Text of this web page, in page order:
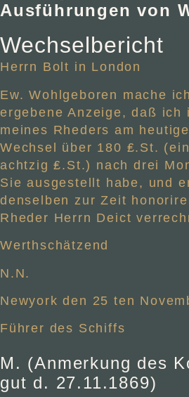
Ausführungen von
Wechselbericht
Herrn Bolt in London
Ew. Wohlgeboren mache
ergebene Anzeige, daß ich
meines Rheders am
Wechsel über 180 ₤.St.
achtzig ₤.St.) nach drei
Sie ausgestellt habe, und
denselben zur Zeit
Rheder Herrn Deict
Werthschätzend
N.N.
Newyork den 25 ten
Führer des Schiffs
M. (Anmerkung des
gut d. 27.11.1869)